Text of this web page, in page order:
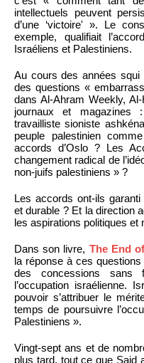
intellectuels peuvent
d’une ‘victoire' ». Le
exemple, qualifiait
Israéliens et Palestiniens.
Au cours des années
des questions «
dans Al-Ahram Weekly,
journaux et magazines
travailliste sioniste
peuple palestinien
accords d’Oslo ? Les
changement radical de
non-juifs palestiniens » ?
Les accords ont-ils garanti
et durable ? Et la direction
les aspirations politiques et
Dans son livre, The End
la réponse à ces
des concessions
l’occupation israélienne.
pouvoir s’attribuer le
temps de poursuivre
Palestiniens ».
Vingt-sept ans et de
plus tard, tout ce que Said